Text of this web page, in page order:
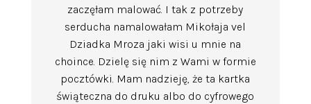
zaczęłam malować. I tak z potrzeby
serducha namalowałam Mikołaja vel
Dziadka Mroza jaki wisi u mnie na
choince. Dzielę się nim z Wami w formie
pocztówki. Mam nadzieję, że ta kartka
świąteczna do druku albo do cyfrowego